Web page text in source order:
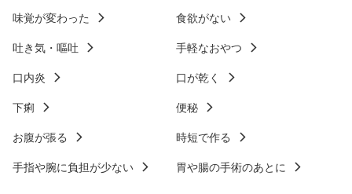
味覚が変わった
食欲がない
吐き気・嘔吐
手軽なおやつ
口内炎
口が乾く
下痢
便秘
お腹が張る
時短で作る
手指や腕に負担が少ない
胃や腸の手術のあとに